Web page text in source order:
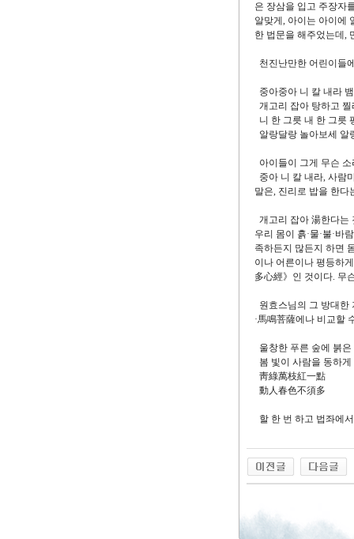
은 장삼을 입고 주장자
알맞게, 아이는 아이에
한 법문을 해주었는데,
천진난만한 어린이들
중아중아 니 칼 내라
개고리 잡아 탕하고
니 한 그릇 내 한 그릇
알랑달랑 놀아보세 알
아이들이 그게 무슨
중아 니 칼 내라, 사람
말은, 진리로 밥을 한다
개고리 잡아 湯한다는
우리 몸이 흙·물·불·바
족하든지 많든지 하면
이나 어른이나 평등하
多心經》인 것이다. 무
원효스님의 그 방대한
·馬鳴菩薩에나 비교할
울창한 푸른 숲에 붉
봄 빛이 사람을 동하
靑綠萬枝紅一點
動人春色不須多
할 한 번 하고 법좌에